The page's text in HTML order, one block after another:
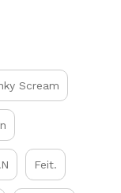
Scream
Feit.